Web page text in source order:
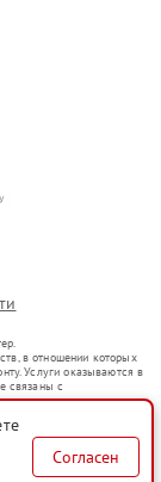
в отношении которых
Услуги оказываются в
связаны с
оборот в соответствии
услуг или введения
услугах по
Согласен